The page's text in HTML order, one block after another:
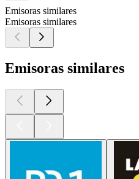
Emisoras similares
Emisoras similares
Emisoras similares